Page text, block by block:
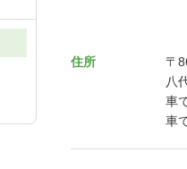
住所
〒
八
車
車